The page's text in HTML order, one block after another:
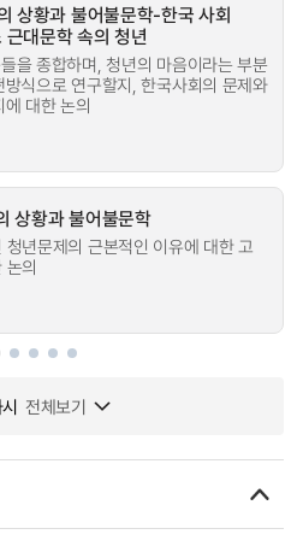
상황과 불어불문학-한국 사회
대문학 속의 청년
을 종합하며, 청년의 마음이라는 부분
식으로 연구할지, 한국사회의 문제와
대한 논의
상황과 불어불문학
년문제의 근본적인 이유에 대한 고
논의
전체보기